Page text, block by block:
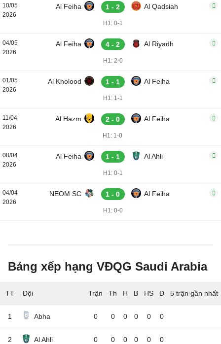
10/05
2026
Al Feiha 1 - 2 Al Qadsiah
H1: 0-1
04/05
2026
Al Feiha 4 - 2 Al Riyadh
H1: 2-0
01/05
2026
Al Kholood 1 - 1 Al Feiha
H1: 1-1
11/04
2026
Al Hazm 2 - 0 Al Feiha
H1: 1-0
08/04
2026
Al Feiha 1 - 1 Al Ahli
H1: 0-1
04/04
2026
NEOM SC 1 - 0 Al Feiha
H1: 0-0
Bảng xếp hạng VĐQG Saudi Arabia
TT Đội 5 trận gần nhất
1 Abha 0 0 0 0 0 0
2 Al Ahli 0 0 0 0 0 0